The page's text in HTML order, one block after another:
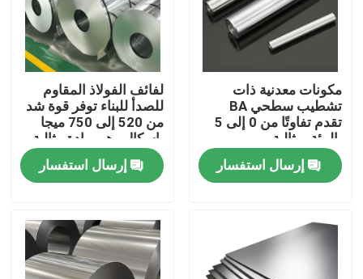
المنتجات
حولنا
جولة في المصنع
مراقبة الجودة
مكونات معدنية ذات
تشطيب سطحي BA
تقدم تفاوتًا من 0 إلى 5
بالمئة، مثالية
للاستخدامات الميكانيكية
والإنشائيةإرسال استفسار
لفائف الفولاذ المقاوم
للصدأ للبناء توفر قوة شد
من 520 إلى 750 ميجا
باسكال وهي مادة مثالية
لصناعة أوعية الطعام
والمتانةإرسال استفسار